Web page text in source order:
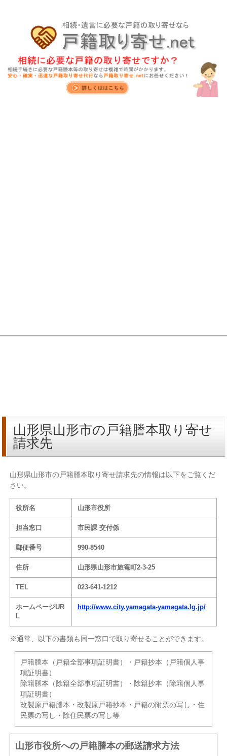
山形県山形市の戸籍謄本取り寄せ
請求先
山形県山形市の戸籍謄本取り寄せ請求先の情報は以下をご覧くだ
さい。
役所名 山形市役所
担当窓口 市民課 交付係
郵便番号 990-8540
住所 山形県山形市旅篭町2-3-25
TEL 023-641-1212
ホームページUR
L
http://www.city.yamagata-yamagata.lg.jp/
※通常、以下の書類も同一窓口で取り寄せることができます。
戸籍謄本（戸籍全部事項証明書）・戸籍抄本（戸籍個人事
項証明書）
除籍謄本（除籍全部事項証明書）・除籍抄本（除籍個人事
項証明書）
改製原戸籍謄本・改製原戸籍抄本・戸籍の附票の写し・住
民票の写し・除住民票の写し等
山形市役所への戸籍謄本の郵送請求方法